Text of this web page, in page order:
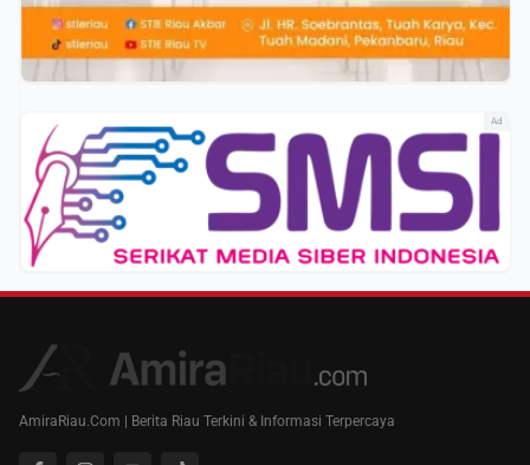
Ad
AmiraRiau.Com | Berita Riau Terkini & Informasi Terpercaya